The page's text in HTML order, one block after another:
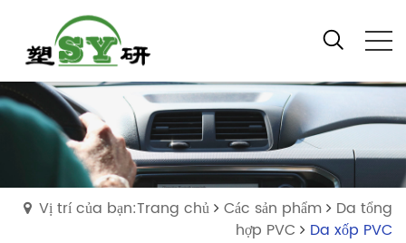
Vị trí của bạn:Trang chủ Các sản phẩm
Da tổng
hợp PVC
Da xốp PVC